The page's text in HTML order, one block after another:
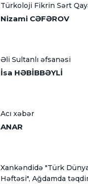
Türkoloji Fikrin Sərt
Nizami CƏFƏROV
Əli Sultanlı əfsanəsi
İsa HƏBİBBƏYLİ
Acı xəbər
ANAR
Xankəndidə "Türk
Həftəsi", Ağdamda